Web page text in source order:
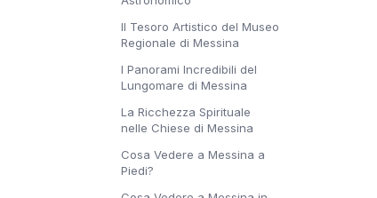
Il Tesoro Artistico del Museo
Regionale di Messina
I Panorami Incredibili del
Lungomare di Messina
La Ricchezza Spirituale
nelle Chiese di Messina
Cosa Vedere a Messina a
Piedi?